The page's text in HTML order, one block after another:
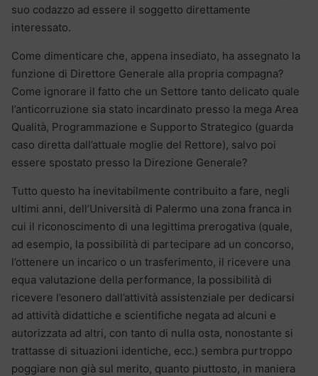
suo codazzo ad essere il soggetto direttamente
interessato.
Come dimenticare che, appena insediato, ha assegnato la
funzione di Direttore Generale alla propria compagna?
Come ignorare il fatto che un Settore tanto delicato quale
l’anticorruzione sia stato incardinato presso la mega Area
Qualità, Programmazione e Supporto Strategico (guarda
caso diretta dall’attuale moglie del Rettore), salvo poi
essere spostato presso la Direzione Generale?
Tutto questo ha inevitabilmente contribuito a fare, negli
ultimi anni, dell’Università di Palermo una zona franca in
cui il riconoscimento di una legittima prerogativa (quale,
ad esempio, la possibilità di partecipare ad un concorso,
l’ottenere un incarico o un trasferimento, il ricevere una
equa valutazione della performance, la possibilità di
ricevere l’esonero dall’attività assistenziale per dedicarsi
ad attività didattiche e scientifiche negata ad alcuni e
autorizzata ad altri, con tanto di nulla osta, nonostante si
trattasse di situazioni identiche, ecc.) sembra purtroppo
poggiare non già sul merito, quanto piuttosto, in maniera